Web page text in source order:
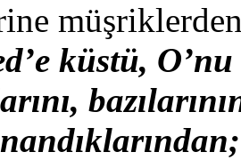
müşriklerden
küstü,